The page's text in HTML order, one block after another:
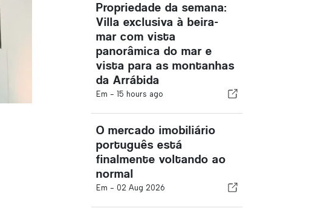
Propriedade da semana:
Villa exclusiva à beira-
mar com vista
panorâmica do mar e
vista para as montanhas
da Arrábida
Em - 15 hours ago
O mercado imobiliário
português está
finalmente voltando ao
normal
Em - 02 Aug 2026